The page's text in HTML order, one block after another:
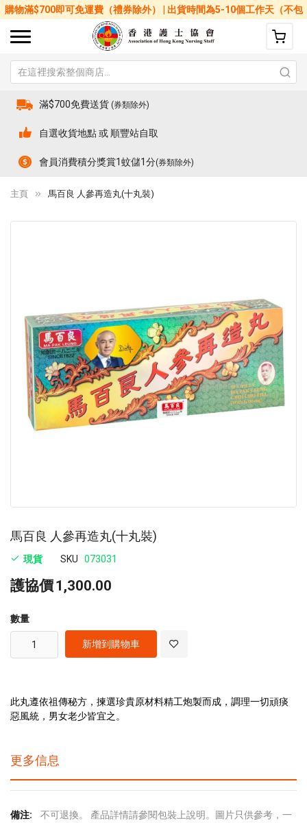
購物滿$700即可免運費（禮券除外） | 出貨時間為5-10個工作天（不包
括星期六、日及公眾假期）
滿$700免費送貨 (券類除外)
自選收貨地點 或 順豐站自取
會員消費積分獎賞1蚊儲1分(券類除外)
主頁 馬百良 人參再造丸(十丸裝)
馬百良 人參再造丸(十丸裝)
現貨 SKU 073031
護協價1,300.00
數量
新增到購物車
此丸遵依祖傳秘方，揀選珍貴原材料精工炮製而成，調理一切頑痰
惡風統，男女老少皆宜之。
images
gallery
更多信息
更
不可退換。 產品詳情請參閱包裝上說明。圖片只供參考，一